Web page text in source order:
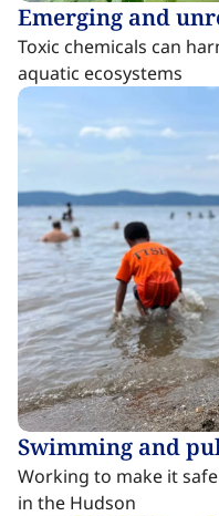
Emerging and unregulated contaminants​​​​‌
Toxic chemicals can
aquatic ecosystems​​​​‌ ‍ ​‍​‍‌‍ ‌ ​‍‌‍‍‌‌‍‌ ‌‍‍‌‌‍ ‍​‍​‍​ ‍‍​‍​‍‌ ​ ‌‍​‌‌‍ ‍‌‍‍‌‌ ‌​‌ ‍‌​‍ ‍‌‍‍‌‌‍ ​‍​‍​‍ ​​‍​‍‌‍‍​‌ ​‍‌‍‌‌‌‍‌‍​‍​‍​ ‍‍​‍​‍‌‍‍​‌ ‌​‌ ‌​‌ ​​‌ ​ ​ ‍‍​‍ ​‍ ‌‍​ ‌‍ ‌‌ ​ ​‍ ‍‌‍ ‌‌‍​‌‌‍‍‌‌‍ ‍​‍ ‍​ ​‍​ ​​​ ​‍​ ‌​‌ ​‍‌‍‌‌‌‍‌​‌‍‌‌‌ ​ ‌‍‍‌‌‍‌ ‌‍ ‍​‍ ‍‌ ​‍‌‍‍‌‌ ‌‍‌‍‌‌‌ ​‍‌‍‍ ‌‍‌‌‌‍‌‌‌ ​​‌‍‌‌‌ ​‍​‍ ‍‌‍ ‌ ​‍‌‍‌ ​‍ ‌‍‍‌‌‍ ‍‌ ‌​‌‍‌‌‌‍ ‍‌ ‌​​‍ ‌‍‌‌‌‍‌​‌‍‍‌‌ ‌​​‍ ‌‍ ‌‌‍ ‌‍‌​‌‍‌‌​ ‌‌ ​​‌ ​‍‌‍‌‌‌ ​ ‌‍‌‌‌‍ ‍‌ ‌​‌‍​‌‌ ‌​‌‍‍‌‌‍ ‌‍ ‍​ ‍ ‌‍‍‌‌‍‌​​ ‌‌‍​ ‌‍​ ‌‍​‍‌‍​‍‌‍‌‍‌‍‌​​ ​‍​ ‌ ​‍ ‌​ ​‍​ ‍​‌‍​‌‌‍‌‌​‍ ‌​ ‌​​ ‌​​ ​ ‌‍‌‍​‍ ‌​ ‍‌​ ​‌​ ‌​​ ‌​​‍ ‌‌‍‌​‌‍​ ​ ​​​ ‍​​ ‌‌​ ​‌​ ‌​​ ‌‌​ ‍‌‌‍​‍​ ‌‍‌‍‌‌​ ‍ ‌ ‌​‌ ‍‌‌ ​​‌‍‌‌​ ‌‌‍​ ‌‍​‌‌‍ ‌‌ ​​‌‍​‌‌‍‍‌‌‍‌ ‌‍ ‍​ ‍ ‌ ​​‌‍​‌‌ ‌​‌‍‍​​ ‌‌ ​ ‌‍‍​‌‍ ‌ ​‍‌ ‌​‌​‌​‌‍‌‌‌ ​ ‌‍​ ‌ ​‍‌‍‍‌‌ ​​‌ ‌​‌‍‍‌‌‍ ‌‍ ‍​ ‌‍​‍‌‍​‌‌ ​ ‌‍‌‌‌‌‌‌‌ ​‍‌‍ ​​ ‌‌‍‍​‌ ‌​‌ ‌​‌ ​​‌ ​ ​‍‌‌​ ​ ‌​​‌​‍‌‌​ ​‍‌​‌‍​‍‌‌​ ​‍‌​‌‍‌‍​ ‌‍ ‌‌ ​ ​‍ ‍‌‍ ‌‌‍​‌‌‍‍‌‌‍ ‍​‍ ‍​ ​‍​ ​​​ ​‍​ ‌​‌ ​‍‌‍‌‌‌‍‌​‌‍‌‌‌ ​ ‌‍‍‌‌‍‌ ‌‍ ‍​‍ ‍‌ ​‍‌‍‍‌‌ ‌‍‌‍‌‌‌ ​‍‌‍‍ ‌‍‌‌‌‍‌‌‌ ​​‌‍‌‌‌ ​‍​‍ ‍‌‍ ‌ ​‍‌‍‌ ​‍‌‍‌‍‍‌‌‍‌​​ ‌‌‍​ ‌‍​ ‌‍​‍‌‍​‍‌‍‌‍‌‍‌​​ ​‍​ ‌ ​‍ ‌​ ​‍​ ‍​‌‍​‌‌‍‌‌​‍ ‌​ ‌​​ ‌​​ ​ ‌‍‌‍​‍ ‌​ ‍‌​ ​‌​ ‌​​ ‌​​‍ ‌‌‍‌​‌‍​ ​ ​​​ ‍​​ ‌‌​ ​‌​ ‌​​ ‌‌​ ‍‌‌‍​‍​ ‌‍‌‍‌‌​‍‌‍‌ ‌​‌ ‍‌‌ ​​‌‍‌‌​ ‌‌‍​ ‌‍​‌‌‍ ‌‌ ​​‌‍​‌‌‍‍‌‌‍‌ ‌‍ ‍​‍‌‍‌ ​​‌‍​‌‌ ‌​‌‍‍​​ ‌‌ ​ ‌‍‍​‌‍ ‌ ​‍‌ ‌​‌​‌​‌‍‌‌‌ ​ ‌‍​ ‌ ​‍‌‍‍‌‌ ​​‌ ‌​‌‍‍‌‌‍ ‌‍ ‍​‍‌‍‌ ​​‌‍‌‌‌ ​‍‌ ​ ‌ ​​‌‍‌‌‌‍​ ‌ ‌​‌‍‍‌‌ ‌‍‌‍‌‌​ ‌‌ ​​‌ ‌‌‌‍​‍‌‍ ​‌‍‍‌‌ ​ ‌‍‍​‌‍‌‌‌‍‌​​‍​‍‌ ‌
Swimming and public access​​​​‌
Working to make it
in the Hudson ​​​​‌ ‍ ​‍​‍‌‍ ‌ ​‍‌‍‍‌‌‍‌ ‌‍‍‌‌‍ ‍​‍​‍​ ‍‍​‍​‍‌ ​ ‌‍​‌‌‍ ‍‌‍‍‌‌ ‌​‌ ‍‌​‍ ‍‌‍‍‌‌‍ ​‍​‍​‍ ​​‍​‍‌‍‍​‌ ​‍‌‍‌‌‌‍‌‍​‍​‍​ ‍‍​‍​‍‌‍‍​‌ ‌​‌ ‌​‌ ​​‌ ​ ​ ‍‍​‍ ​‍ ‌‍​ ‌‍ ‌‌ ​ ​‍ ‍‌‍ ‌‌‍​‌‌‍‍‌‌‍ ‍​‍ ‍​ ​‍​ ​​​ ​‍​ ‌​‌ ​‍‌‍‌‌‌‍‌​‌‍‌‌‌ ​ ‌‍‍‌‌‍‌ ‌‍ ‍​‍ ‍‌ ​‍‌‍‍‌‌ ‌‍‌‍‌‌‌ ​‍‌‍‍ ‌‍‌‌‌‍‌‌‌ ​​‌‍‌‌‌ ​‍​‍ ‍‌‍ ‌ ​‍‌‍‌ ​‍ ‌‍‍‌‌‍ ‍‌ ‌​‌‍‌‌‌‍ ‍‌ ‌​​‍ ‌‍‌‌‌‍‌​‌‍‍‌‌ ‌​​‍ ‌‍ ‌‌‍ ‌‍‌​‌‍‌‌​ ‌‌ ​​‌ ​‍‌‍‌‌‌ ​ ‌‍‌‌‌‍ ‍‌ ‌​‌‍​‌‌ ‌​‌‍‍‌‌‍ ‌‍ ‍​ ‍ ‌‍‍‌‌‍‌​​ ‌​ ‍‌‌‍​‌​ ‌​​ ‌​​ ​‍​ ​​‌‍​‌​ ‌ ​‍ ‌​ ‌‌‌‍​‍​ ‌​‌‍​‌​‍ ‌​ ‌​​ ‌​‌‍​ ​ ​ ​‍ ‌​ ‍​‌‍‌​‌‍‌‍​ ‍‌​‍ ‌​ ‍‌‌‍‌‍​ ​​‌‍​ ‌‍‌​​ ‌​‌‍​‍​ ‌ ​ ‍​​ ​‍​ ‍​‌‍​‌​ ‍ ‌ ‌​‌ ‍‌‌ ​​‌‍‌‌​ ‌‌‍​ ‌‍​‌‌‍ ‌‌ ​​‌‍​‌‌‍‍‌‌‍‌ ‌‍ ‍​ ‍ ‌ ​​‌‍​‌‌ ‌​‌‍‍​​ ‌‌ ​ ‌‍‍​‌‍ ‌ ​‍‌ ‌​‌​‌​‌‍‌‌‌ ​ ‌‍​ ‌ ​‍‌‍‍‌‌ ​​‌ ‌​‌‍‍‌‌‍ ‌‍ ‍​ ‌‍​‍‌‍​‌‌ ​ ‌‍‌‌‌‌‌‌‌ ​‍‌‍ ​​ ‌‌‍‍​‌ ‌​‌ ‌​‌ ​​‌ ​ ​‍‌‌​ ​ ‌​​‌​‍‌‌​ ​‍‌​‌‍​‍‌‌​ ​‍‌​‌‍‌‍​ ‌‍ ‌‌ ​ ​‍ ‍‌‍ ‌‌‍​‌‌‍‍‌‌‍ ‍​‍ ‍​ ​‍​ ​​​ ​‍​ ‌​‌ ​‍‌‍‌‌‌‍‌​‌‍‌‌‌ ​ ‌‍‍‌‌‍‌ ‌‍ ‍​‍ ‍‌ ​‍‌‍‍‌‌ ‌‍‌‍‌‌‌ ​‍‌‍‍ ‌‍‌‌‌‍‌‌‌ ​​‌‍‌‌‌ ​‍​‍ ‍‌‍ ‌ ​‍‌‍‌ ​‍‌‍‌‍‍‌‌‍‌​​ ‌​ ‍‌‌‍​‌​ ‌​​ ‌​​ ​‍​ ​​‌‍​‌​ ‌ ​‍ ‌​ ‌‌‌‍​‍​ ‌​‌‍​‌​‍ ‌​ ‌​​ ‌​‌‍​ ​ ​ ​‍ ‌​ ‍​‌‍‌​‌‍‌‍​ ‍‌​‍ ‌​ ‍‌‌‍‌‍​ ​​‌‍​ ‌‍‌​​ ‌​‌‍​‍​ ‌ ​ ‍​​ ​‍​ ‍​‌‍​‌​‍‌‍‌ ‌​‌ ‍‌‌ ​​‌‍‌‌​ ‌‌‍​ ‌‍​‌‌‍ ‌‌ ​​‌‍​‌‌‍‍‌‌‍‌ ‌‍ ‍​‍‌‍‌ ​​‌‍​‌‌ ‌​‌‍‍​​ ‌‌ ​ ‌‍‍​‌‍ ‌ ​‍‌ ‌​‌​‌​‌‍‌‌‌ ​ ‌‍​ ‌ ​‍‌‍‍‌‌ ​​‌ ‌​‌‍‍‌‌‍ ‌‍ ‍​‍‌‍‌ ​​‌‍‌‌‌ ​‍‌ ​ ‌ ​​‌‍‌‌‌‍​ ‌ ‌​‌‍‍‌‌ ‌‍‌‍‌‌​ ‌‌ ​​‌ ‌‌‌‍​‍‌‍ ​‌‍‍‌‌ ​ ‌‍‍​‌‍‌‌‌‍‌​​‍​‍‌ ‌